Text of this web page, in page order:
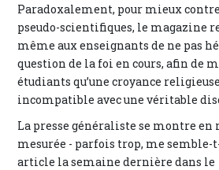
Paradoxalement, pour mieux
pseudo-scientifiques, le magazine
même aux enseignants de ne pas
question de la foi en cours, afin de
étudiants qu’une croyance religieuse
incompatible avec une véritable
La presse généraliste se montre en
mesurée - parfois trop, me
article la semaine dernière dans le